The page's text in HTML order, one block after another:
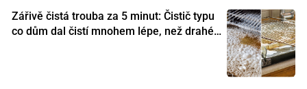
Zářivě čistá trouba za 5 minut: Čistič typu
co dům dal čistí mnohem lépe, než drahé